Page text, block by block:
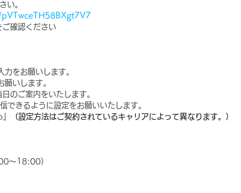
い。
ご確認ください
力をお願いします。
いします。
のご案内をいたします。
できるように設定をお願いいたします。
（設定方法はご契約されているキャリアによって異なります。）
～18:00）